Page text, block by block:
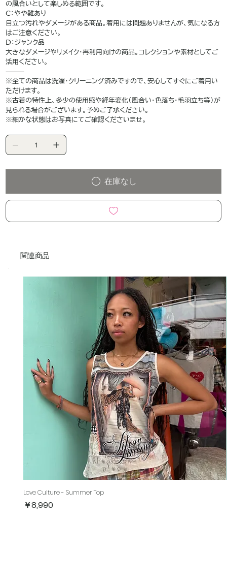
の風合いとして楽しめる範囲です。
C：やや難あり
目立つ汚れやダメージがある商品。着用には問題ありませんが、気になる方
はご注意ください。
D：ジャンク品
大きなダメージやリメイク・再利用向けの商品。コレクションや素材としてご
活用ください。
⸻
※全ての商品は洗濯・クリーニング済みですので、安心してすぐにご着用い
ただけます。
※古着の特性上、多少の使用感や経年変化（風合い・色落ち・毛羽立ち等）が
見られる場合がございます。予めご了承ください。
※細かな状態はお写真にてご確認くださいませ。
在庫なし
関連商品
Love Culture - Summer Top
価格
￥8,990